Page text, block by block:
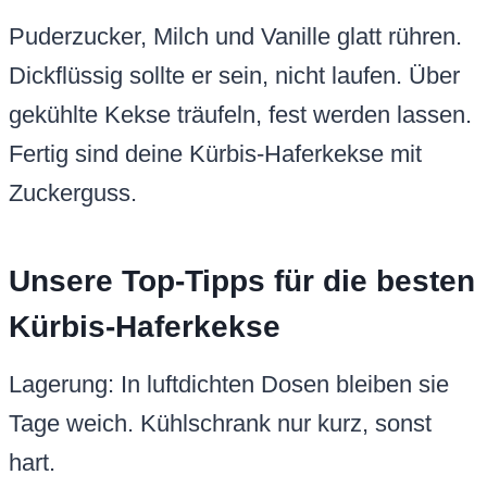
Puderzucker, Milch und Vanille glatt rühren.
Dickflüssig sollte er sein, nicht laufen. Über
gekühlte Kekse träufeln, fest werden lassen.
Fertig sind deine Kürbis-Haferkekse mit
Zuckerguss.
Unsere Top-Tipps für die besten
Kürbis-Haferkekse
Lagerung: In luftdichten Dosen bleiben sie
Tage weich. Kühlschrank nur kurz, sonst
hart.